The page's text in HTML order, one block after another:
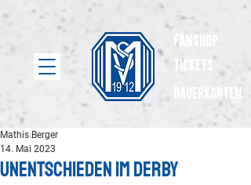
Fanshop
Tickets
dauerkarten
Unentschieden im Derby
Mathis Berger
14. Mai 2023